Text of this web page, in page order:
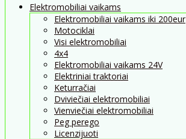
Elektromobiliai vaikams
Elektromobiliai vaikams iki 200eur
Motociklai
Visi elektromobiliai
4x4
Elektromobiliai vaikams 24V
Elektriniai traktoriai
Keturračiai
Dviviečiai elektromobiliai
Vienviečiai elektromobiliai
Peg perego
Licenzijuoti